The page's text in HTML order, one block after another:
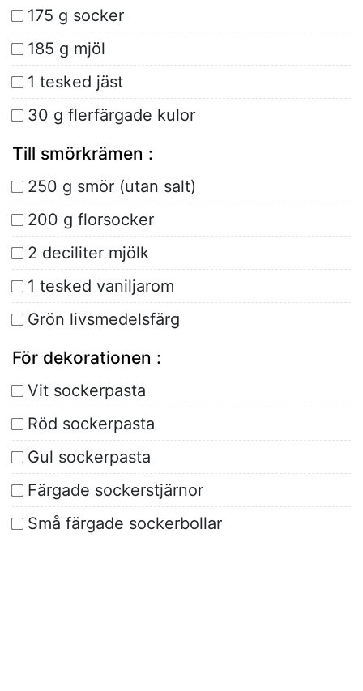
175 g socker
185 g mjöl
1 tesked jäst
30 g flerfärgade kulor
Till smörkrämen :
250 g smör (utan salt)
200 g florsocker
2 deciliter mjölk
1 tesked vaniljarom
Grön livsmedelsfärg
För dekorationen :
Vit sockerpasta
Röd sockerpasta
Gul sockerpasta
Färgade sockerstjärnor
Små färgade sockerbollar